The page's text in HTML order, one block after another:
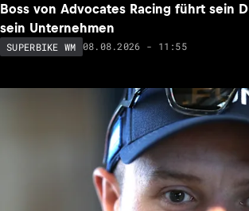
Boss von Advocates Racing führt sein
sein Unternehmen
SUPERBIKE WM 08.08.2026 - 11:55